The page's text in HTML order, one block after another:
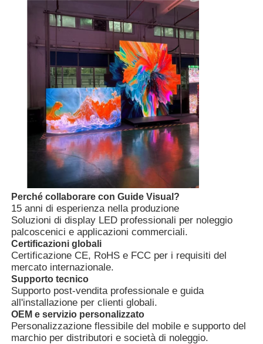
Schermo di concerto LED
Noleggio di schermi a LED
Muro video a LED COB
Display LED trasparente
Schermo LED SMD
Displayboard LED esterno
Cartellone led da esterno
Perché collaborare con Guide Visual?
15 anni di esperienza nella produzione
Soluzioni di display LED professionali per noleggio
palcoscenici e applicazioni commerciali.
Certificazioni globali
Certificazione CE, RoHS e FCC per i requisiti del
mercato internazionale.
Supporto tecnico
Supporto post-vendita professionale e guida
all'installazione per clienti globali.
OEM e servizio personalizzato
Personalizzazione flessibile del mobile e supporto del
marchio per distributori e società di noleggio.